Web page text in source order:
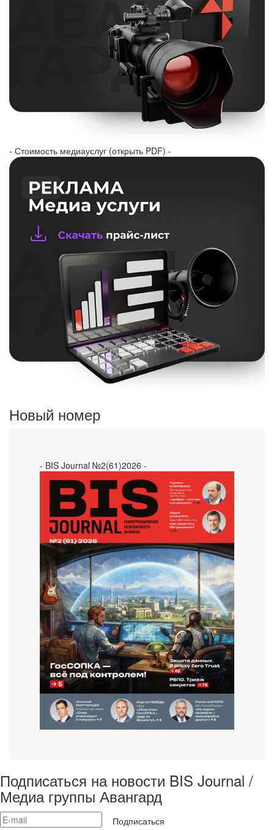
- Стоимость медиауслуг (открыть PDF) -
Новый номер
- BIS Journal №2(61)2026 -
Подписаться на новости BIS Journal /
Медиа группы Авангард
Подписаться